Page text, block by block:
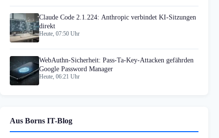
Claude Code 2.1.224: Anthropic verbindet KI-Sitzungen
direkt
Heute, 07:50 Uhr
WebAuthn-Sicherheit: Pass-Ta-Key-Attacken gefährden
Google Password Manager
Heute, 06:21 Uhr
Aus Borns IT-Blog